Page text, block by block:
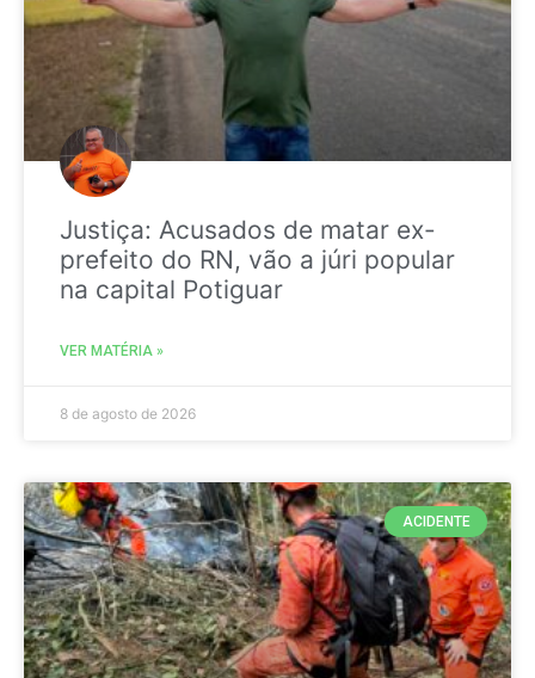
Justiça: Acusados de matar ex-
prefeito do RN, vão a júri popular
na capital Potiguar
VER MATÉRIA »
8 de agosto de 2026
ACIDENTE